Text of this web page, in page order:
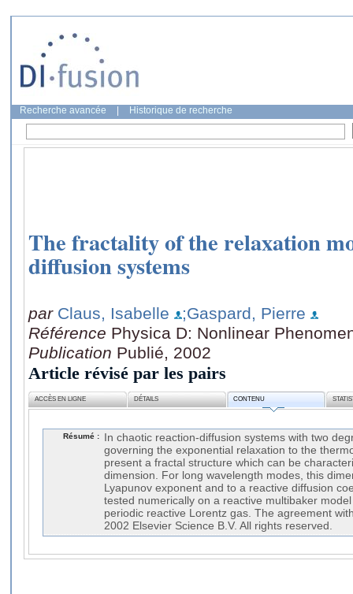
Recherche avancée Historique de recherche
The fractality of the relaxation
diffusion systems
par Claus, Isabelle
;Gaspard, Pierre
Référence Physica D: Nonlinear
Publication Publié, 2002
Article révisé par les pairs
ACCÈS EN LIGNE DÉTAILS CONTENU
Résumé :
In chaotic reaction-diffusion systems with two
governing the exponential relaxation to the
present a fractal structure which can be
dimension. For long wavelength modes, this
Lyapunov exponent and to a reactive diffusion
tested numerically on a reactive multibaker
periodic reactive Lorentz gas. The agreement
2002 Elsevier Science B.V. All rights reserved.